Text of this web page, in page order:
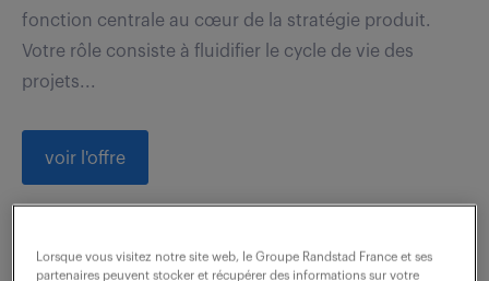
fonction centrale au cœur de la stratégie produit.
Votre rôle consiste à fluidifier le cycle de vie des
projets...
voir l'offre
assistant commercial bilingue
Lorsque vous visitez notre site web, le Groupe Randstad France et ses
partenaires peuvent stocker et récupérer des informations sur votre